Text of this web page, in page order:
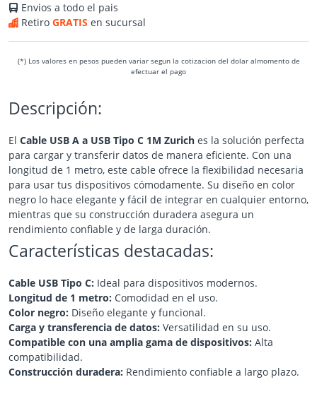
Envios a todo el pais
Retiro GRATIS en sucursal
(*) Los valores en pesos pueden variar segun la cotizacion del dolar almomento de
efectuar el pago
Descripción:
El Cable USB A a USB Tipo C 1M Zurich es la solución perfecta
para cargar y transferir datos de manera eficiente. Con una
longitud de 1 metro, este cable ofrece la flexibilidad necesaria
para usar tus dispositivos cómodamente. Su diseño en color
negro lo hace elegante y fácil de integrar en cualquier entorno,
mientras que su construcción duradera asegura un
rendimiento confiable y de larga duración.
Características destacadas:
Cable USB Tipo C: Ideal para dispositivos modernos.
Longitud de 1 metro: Comodidad en el uso.
Color negro: Diseño elegante y funcional.
Carga y transferencia de datos: Versatilidad en su uso.
Compatible con una amplia gama de dispositivos: Alta
compatibilidad.
Construcción duradera: Rendimiento confiable a largo plazo.